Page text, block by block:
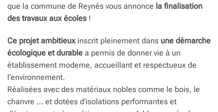
que la commune de Reynès vous annonce la finalisation
des travaux aux écoles !
Ce projet ambitieux inscrit pleinement dans une démarche
écologique et durable a permis de donner vie à un
établissement moderne, accueillant et respectueux de
l’environnement.
Réalisées avec des matériaux nobles comme le bois, le
chanvre … et dotées d’isolations performantes et